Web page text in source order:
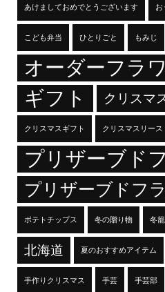
あけましておめでとうございます お
こども弁当 ひとりごと もみじ
オーダーフラ
ギフト クリスマ
クリスマスギフト クリスマスリース
プリザーブド
プリザーブドフ
ポテトチップス 冬の贈り物 冬
北海道 夏のおすすめアイテム
手作りクリスマス 手芸 手芸部